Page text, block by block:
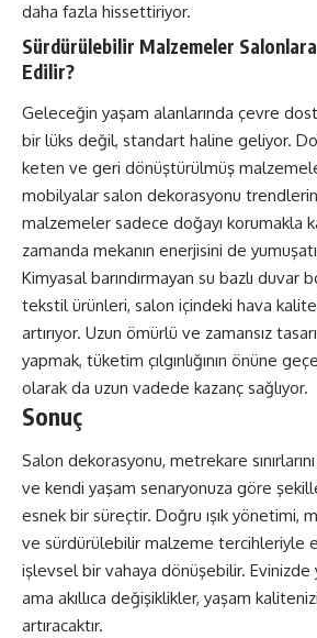
daha fazla hissettiriyor.
Sürdürülebilir Malzemeler
Edilir?
Geleceğin yaşam alanlarında çevre
bir lüks değil, standart haline geliyor.
keten ve geri dönüştürülmüş
mobilyalar salon dekorasyonu
malzemeler sadece doğayı korumakla
zamanda mekanın enerjisini de
Kimyasal barındırmayan su bazlı duvar
tekstil ürünleri, salon içindeki hava
artırıyor. Uzun ömürlü ve zamansız
yapmak, tüketim çılgınlığının önüne
olarak da uzun vadede kazanç sağlıyor.
Sonuç
Salon dekorasyonu, metrekare
ve kendi yaşam senaryonuza göre
esnek bir süreçtir. Doğru ışık yönetimi,
ve sürdürülebilir malzeme tercihleriyle
işlevsel bir vahaya dönüşebilir. Evinizde
ama akıllıca değişiklikler, yaşam
artıracaktır.